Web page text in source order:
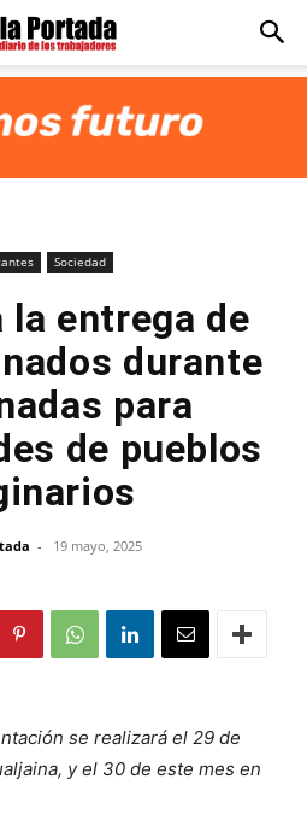
Sociedad
la entrega de
durante
para
de pueblos
- 19 mayo, 2025
se realizará el 29 de
y el 30 de este mes en